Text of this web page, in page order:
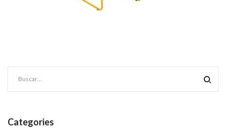
Categories